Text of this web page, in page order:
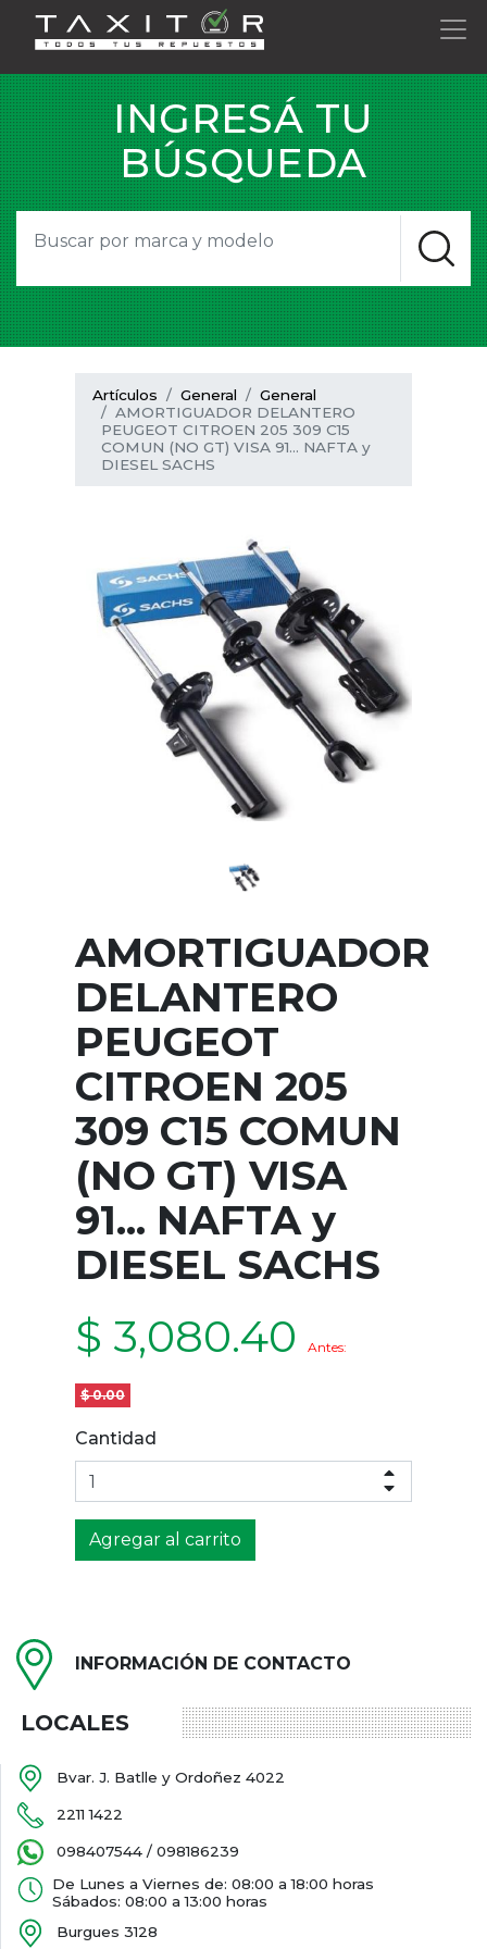
INGRESÁ TU
BÚSQUEDA
Artículos General
General
AMORTIGUADOR DELANTERO
PEUGEOT CITROEN 205 309 C15
COMUN (NO GT) VISA 91... NAFTA y
DIESEL SACHS
AMORTIGUADOR
DELANTERO
PEUGEOT
CITROEN 205
309 C15 COMUN
(NO GT) VISA
91... NAFTA y
DIESEL SACHS
$ 3,080.40 Antes:
$ 0.00
Cantidad
Agregar al carrito
INFORMACIÓN DE CONTACTO
LOCALES
Bvar. J. Batlle y Ordoñez 4022
2211 1422
098407544 / 098186239
De Lunes a Viernes de: 08:00 a 18:00 horas
Sábados: 08:00 a 13:00 horas
Burgues 3128